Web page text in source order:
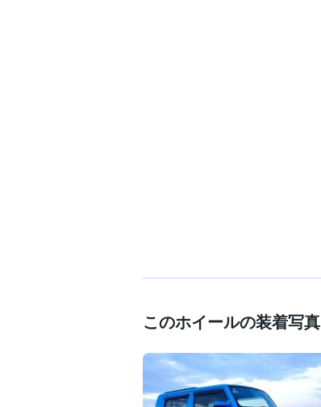
このホイールの装着写真